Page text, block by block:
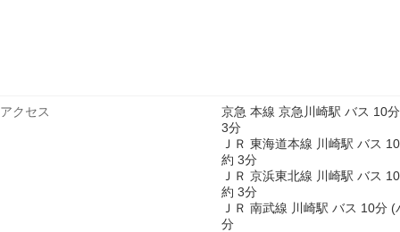
アクセス
京急 本線 京急川崎駅 バス 10
3分
ＪＲ 東海道本線 川崎駅 バス
約 3分
ＪＲ 京浜東北線 川崎駅 バス
約 3分
ＪＲ 南武線 川崎駅 バス 10分
分